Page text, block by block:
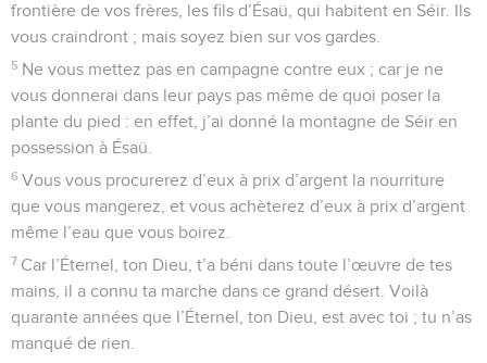
frontière de vos frères, les fils d’Ésaü, qui habitent en Séir. Ils
vous craindront ; mais soyez bien sur vos gardes.
5 Ne vous mettez pas en campagne contre eux ; car je ne
vous donnerai dans leur pays pas même de quoi poser la
plante du pied : en effet, j’ai donné la montagne de Séir en
possession à Ésaü.
6 Vous vous procurerez d’eux à prix d’argent la nourriture
que vous mangerez, et vous achèterez d’eux à prix d’argent
même l’eau que vous boirez.
7 Car l’Éternel, ton Dieu, t’a béni dans toute l’œuvre de tes
mains, il a connu ta marche dans ce grand désert. Voilà
quarante années que l’Éternel, ton Dieu, est avec toi ; tu n’as
manqué de rien.